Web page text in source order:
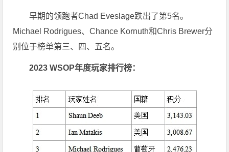
早期的领跑者Chad Eveslage跌出了第5名。
Michael Rodrigues、Chance Kornuth和Chris Brewer分
别位于榜单第三、四、五名。
2023 WSOP年度玩家排行榜：